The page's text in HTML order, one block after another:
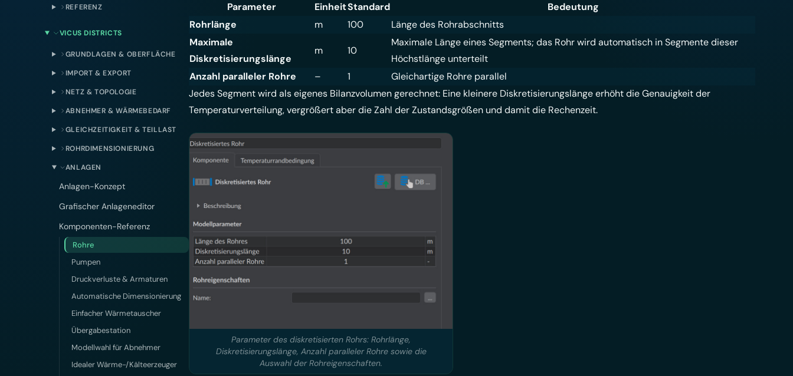
REFERENZ
VICUS DISTRICTS
GRUNDLAGEN & OBERFLÄCHE
IMPORT & EXPORT
NETZ & TOPOLOGIE
ABNEHMER & WÄRMEBEDARF
GLEICHZEITIGKEIT & TEILLAST
ROHRDIMENSIONIERUNG
ANLAGEN
Anlagen-Konzept
Grafischer Anlageneditor
Komponenten-Referenz
Rohre
Pumpen
Druckverluste & Armaturen
Automatische Dimensionierung
Einfacher Wärmetauscher
Übergabestation
Modellwahl für Abnehmer
Idealer Wärme-/Kälteerzeuger
Parameter
EinheitStandard
Bedeutung
Rohrlänge
m 100
Länge des Rohrabschnitts
Maximale
Diskretisierungslänge
m 10
Maximale Länge eines Segments; das Rohr wird automatisch in Segmente dieser
Höchstlänge unterteilt
Anzahl paralleler Rohre
– 1
Gleichartige Rohre parallel
Jedes Segment wird als eigenes Bilanzvolumen gerechnet: Eine kleinere Diskretisierungslänge erhöht die Genauigkeit der
Temperaturverteilung, vergrößert aber die Zahl der Zustandsgrößen und damit die Rechenzeit.
Parameter des diskretisierten Rohrs: Rohrlänge,
Diskretisierungslänge, Anzahl paralleler Rohre sowie die
Auswahl der Rohreigenschaften.